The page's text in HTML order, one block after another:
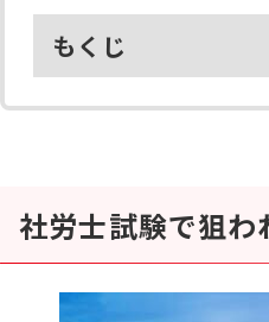
もくじ
社労士試験で狙